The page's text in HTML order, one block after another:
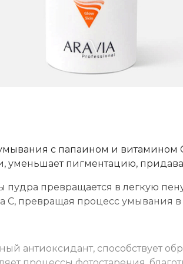
с папаином и витамином
уменьшает пигментацию,
превращается в легкую
С, превращая процесс умывания в
антиоксидант, способствует